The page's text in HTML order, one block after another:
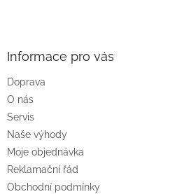
Informace pro vás
Doprava
O nás
Servis
Naše výhody
Moje objednávka
Reklamační řád
Obchodní podmínky